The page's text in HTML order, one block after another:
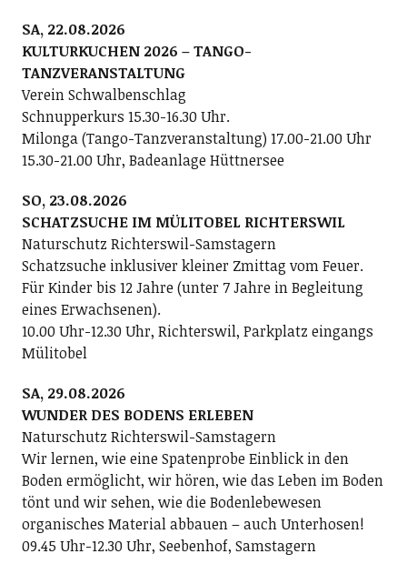
SA, 22.08.2026
KULTURKUCHEN 2026 – TANGO-
TANZVERANSTALTUNG
Verein Schwalbenschlag
Schnupperkurs 15.30-16.30 Uhr.
Milonga (Tango-Tanzveranstaltung) 17.00-21.00 Uhr
15.30-21.00 Uhr, Badeanlage Hüttnersee
SO, 23.08.2026
SCHATZSUCHE IM MÜLITOBEL RICHTERSWIL
Naturschutz Richterswil-Samstagern
Schatzsuche inklusiver kleiner Zmittag vom Feuer.
Für Kinder bis 12 Jahre (unter 7 Jahre in Begleitung
eines Erwachsenen).
10.00 Uhr-12.30 Uhr, Richterswil, Parkplatz eingangs
Mülitobel
SA, 29.08.2026
WUNDER DES BODENS ERLEBEN
Naturschutz Richterswil-Samstagern
Wir lernen, wie eine Spatenprobe Einblick in den
Boden ermöglicht, wir hören, wie das Leben im Boden
tönt und wir sehen, wie die Bodenlebewesen
organisches Material abbauen – auch Unterhosen!
09.45 Uhr-12.30 Uhr, Seebenhof, Samstagern